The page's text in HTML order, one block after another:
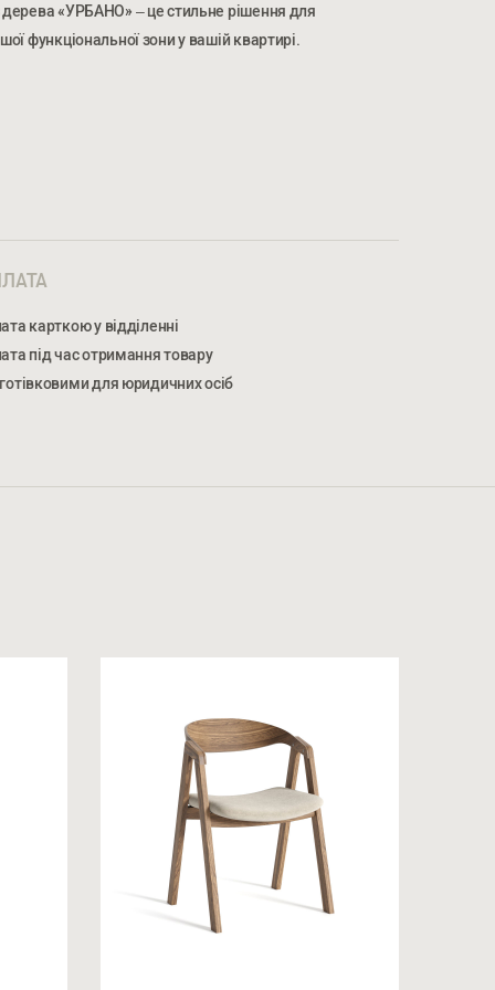
дерева «УРБАНО» – це стильне рішення для
функціональної зони у вашій квартирі.
карткою у відділенні
під час отримання товару
для юридичних осіб